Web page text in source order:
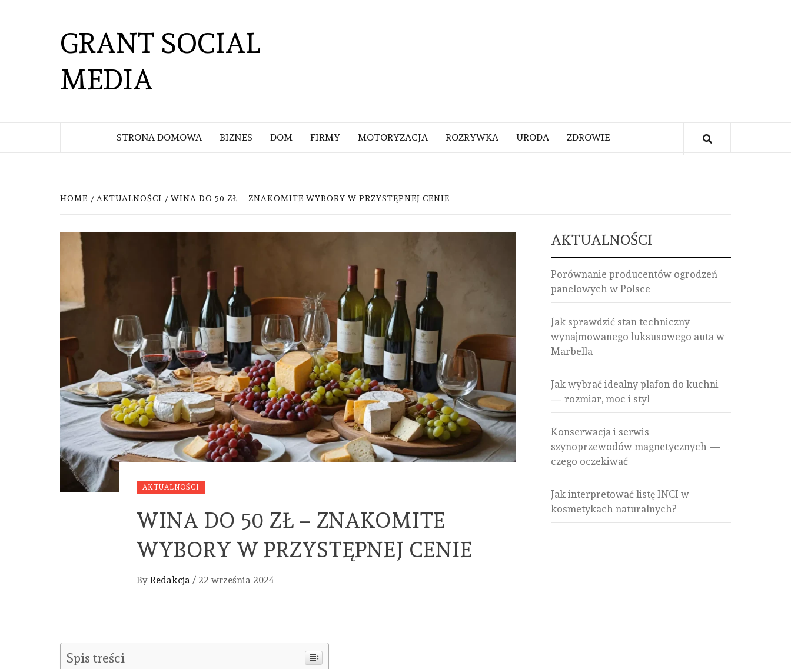
GRANT SOCIAL
MEDIA
STRONA DOMOWA BIZNES DOM FIRMY MOTORYZACJA ROZRYWKA URODA ZDROWIE
HOME AKTUALNOŚCI WINA DO 50 ZŁ – ZNAKOMITE WYBORY W PRZYSTĘPNEJ CENIE
AKTUALNOŚCI
WINA DO 50 ZŁ – ZNAKOMITE
WYBORY W PRZYSTĘPNEJ CENIE
By Redakcja / 22 września 2024
Spis treści
AKTUALNOŚCI
Porównanie producentów ogrodzeń
panelowych w Polsce
Jak sprawdzić stan techniczny
wynajmowanego luksusowego auta w
Marbella
Jak wybrać idealny plafon do kuchni
— rozmiar, moc i styl
Konserwacja i serwis
szynoprzewodów magnetycznych —
czego oczekiwać
Jak interpretować listę INCI w
kosmetykach naturalnych?